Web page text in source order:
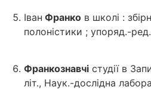
Іван Франко в школі :
полоністики ; упоряд.-
Франкознавчі студії в
літ., Наук.-дослідна